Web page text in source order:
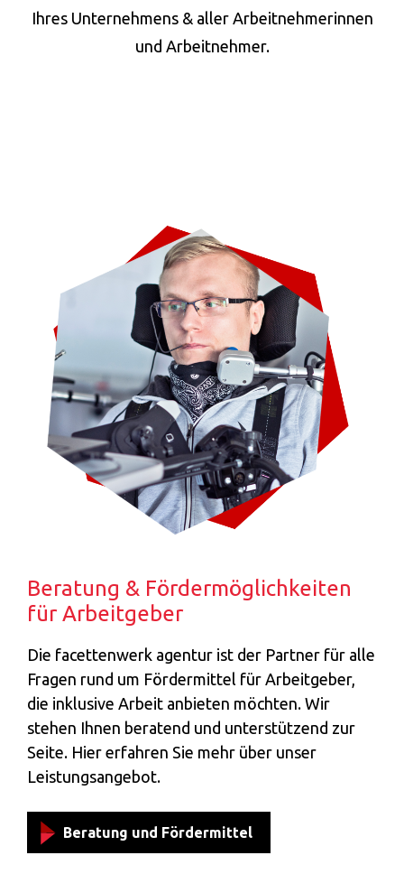
Ihres Unternehmens & aller Arbeitnehmerinnen
und Arbeitnehmer.
Beratung & Fördermöglichkeiten
für Arbeitgeber
Die facettenwerk agentur ist der Partner für alle
Fragen rund um Fördermittel für Arbeitgeber,
die inklusive Arbeit anbieten möchten. Wir
stehen Ihnen beratend und unterstützend zur
Seite. Hier erfahren Sie mehr über unser
Leistungsangebot.
Beratung und Fördermittel